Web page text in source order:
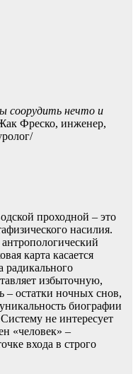
соорудить нечто и
Фреско, инженер,
проходной – это
насилия.
карта касается
радикального
избыточную,
– остатки ночных снов,
биографии
не интересует
«человек» –
входа в строго